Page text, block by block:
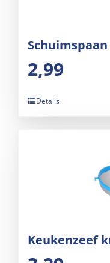
2,99
Details
Keukenzeef